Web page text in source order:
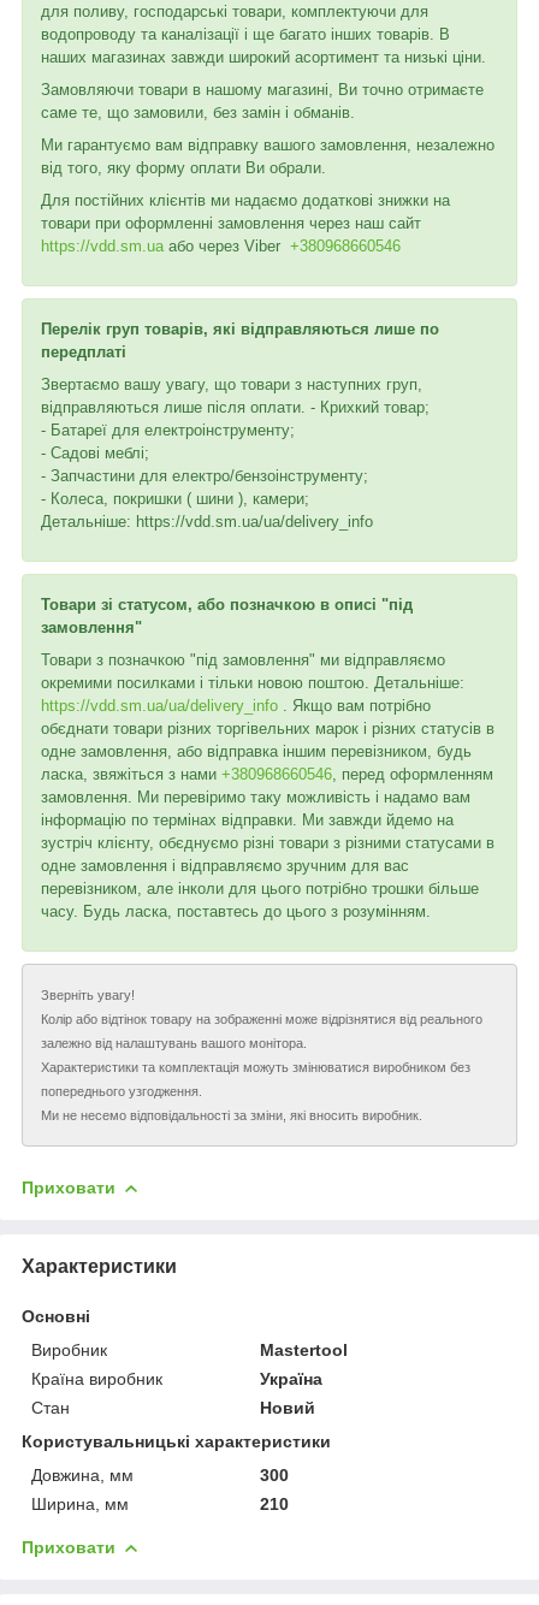
для поливу, господарські товари, комплектуючи для
водопроводу та каналізації і ще багато інших товарів. В
наших магазинах завжди широкий асортимент та низькі ціни.
Замовляючи товари в нашому магазині, Ви точно отримаєте
саме те, що замовили, без замін і обманів.
Ми гарантуємо вам відправку вашого замовлення, незалежно
від того, яку форму оплати Ви обрали.
Для постійних клієнтів ми надаємо додаткові знижки на
товари при оформленні замовлення через наш сайт
https://vdd.sm.ua або через Viber +380968660546
Перелік груп товарів, які відправляються лише по
передплаті
Звертаємо вашу увагу, що товари з наступних груп,
відправляються лише після оплати. - Крихкий товар;
- Батареї для електроінструменту;
- Садові меблі;
- Запчастини для електро/бензоінструменту;
- Колеса, покришки ( шини ), камери;
Детальніше: https://vdd.sm.ua/ua/delivery_info
Товари зі статусом, або позначкою в описі "під
замовлення"
Товари з позначкою "під замовлення" ми відправляємо
окремими посилками і тільки новою поштою. Детальніше:
https://vdd.sm.ua/ua/delivery_info . Якщо вам потрібно
обєднати товари різних торгівельних марок і різних статусів в
одне замовлення, або відправка іншим перевізником, будь
ласка, звяжіться з нами +380968660546 , перед оформленням
замовлення. Ми перевіримо таку можливість і надамо вам
інформацію по термінах відправки. Ми завжди йдемо на
зустріч клієнту, обєднуємо різні товари з різними статусами в
одне замовлення і відправляємо зручним для вас
перевізником, але інколи для цього потрібно трошки більше
часу. Будь ласка, поставтесь до цього з розумінням.
Зверніть увагу!
Колір або відтінок товару на зображенні може відрізнятися від реального
залежно від налаштувань вашого монітора.
Характеристики та комплектація можуть змінюватися виробником без
попереднього узгодження.
Ми не несемо відповідальності за зміни, які вносить виробник.
Приховати
Характеристики
Основні
Виробник
Mastertool
Країна виробник
Україна
Стан
Новий
Користувальницькі характеристики
Довжина, мм
300
Ширина, мм
210
Приховати